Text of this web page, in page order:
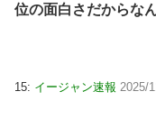
位の面白さだからな
15: イージャン速報 2025/